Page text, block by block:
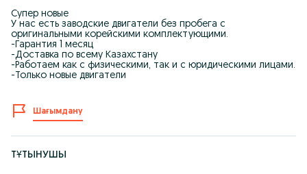
Супер новые
У нас есть заводские двигатели без пробега с
оригинальными корейскими комплектующими.
-Гарантия 1 месяц
-Доставка по всему Казахстану
-Работаем как с физическими, так и с юридическими лицами.
-Только новые двигатели
Шағымдану
ТҰТЫНУШЫ